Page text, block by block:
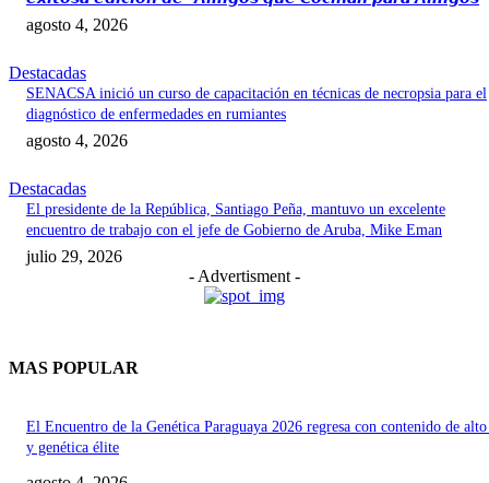
agosto 4, 2026
Destacadas
SENACSA inició un curso de capacitación en técnicas de necropsia para el
diagnóstico de enfermedades en rumiantes
agosto 4, 2026
Destacadas
El presidente de la República, Santiago Peña, mantuvo un excelente
encuentro de trabajo con el jefe de Gobierno de Aruba, Mike Eman
julio 29, 2026
- Advertisment -
MAS POPULAR
El Encuentro de la Genética Paraguaya 2026 regresa con contenido de
y genética élite